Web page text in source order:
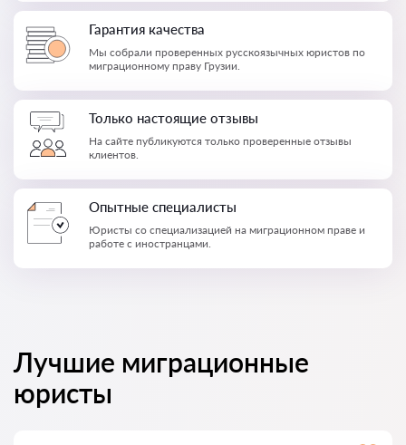
Гарантия качества
Мы собрали проверенных русскоязычных юристов по
миграционному праву Грузии.
Только настоящие отзывы
На сайте публикуются только проверенные отзывы
клиентов.
Опытные специалисты
Юристы со специализацией на миграционном праве и
работе с иностранцами.
Лучшие миграционные
юристы